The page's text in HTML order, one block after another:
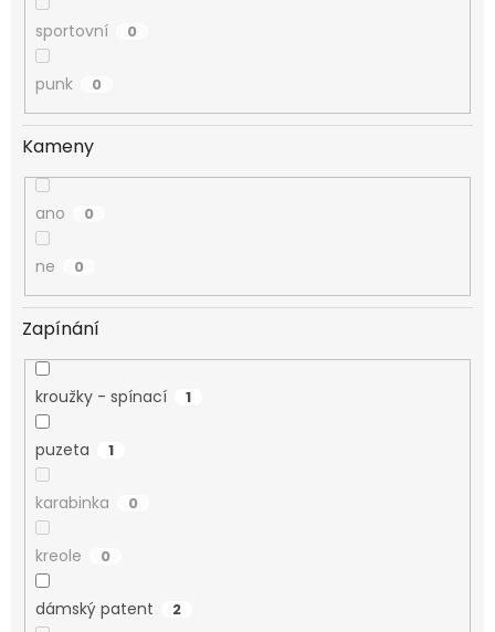
sportovní 0
punk 0
Kameny
ano 0
ne 0
Zapínání
kroužky - spínací 1
puzeta 1
karabinka 0
kreole 0
dámský patent 2